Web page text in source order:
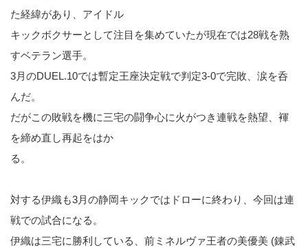
た経緯があり、アイドル
キックボクサーとして注目を集めていたが現在では28戦を熟
すベテラン選手。
3月のDUEL.10では暫定王座決定戦で判定3-0で完敗、涙を呑
んだ。
だがこの敗戦を機に三宅の闘争心に火がつき連戦を熱望、褌
を締め直し再起をはか
る。
対する伊織も3月の静岡キックではドローに終わり、今回は連
戦での試合になる。
伊織は三宅に勝利している、前ミネルヴァ王者の美優美 (錬武